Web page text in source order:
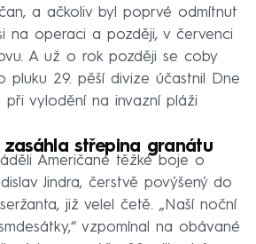
a ačkoliv byl poprvé odmítnut
na operaci a později, v červenci
A už o rok později se coby
pluku 29. pěší divize účastnil Dne
při vylodění na invazní pláži
zasáhla střepina granátu
Američané těžké boje o
Jindra, čerstvě povýšený do
již velel četě. „Naší noční
vzpomínal na obávané